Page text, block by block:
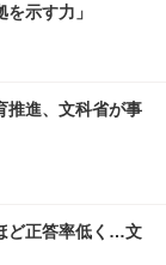
示す力」
推進、文科省が事
ど正答率低く…文